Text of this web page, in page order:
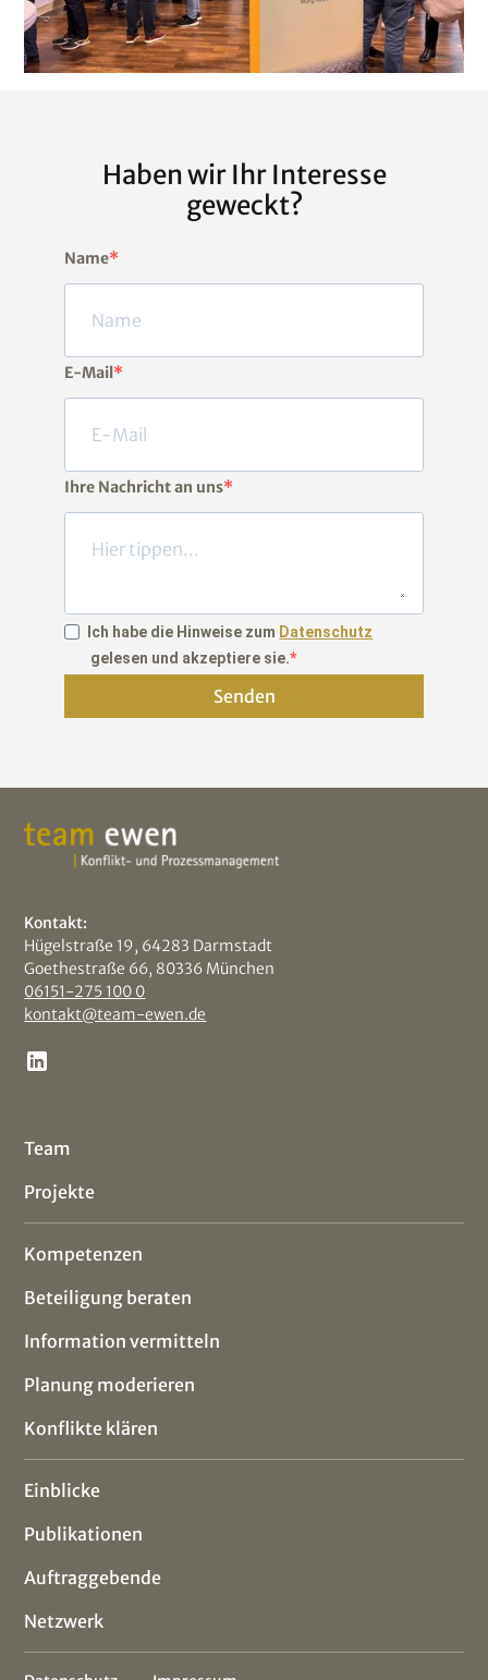
Haben wir Ihr Interesse
geweckt?
Name
E-Mail
Ihre Nachricht an uns
Ich habe die Hinweise zum Datenschutz
gelesen und akzeptiere sie.
Senden
Kontakt:
Hügelstraße 19, 64283 Darmstadt
Goethestraße 66, 80336 München
06151-275 100 0
kontakt@team-ewen.de
Team
Projekte
Kompetenzen
Beteiligung beraten
Information vermitteln
Planung moderieren
Konflikte klären
Einblicke
Publikationen
Auftraggebende
Netzwerk